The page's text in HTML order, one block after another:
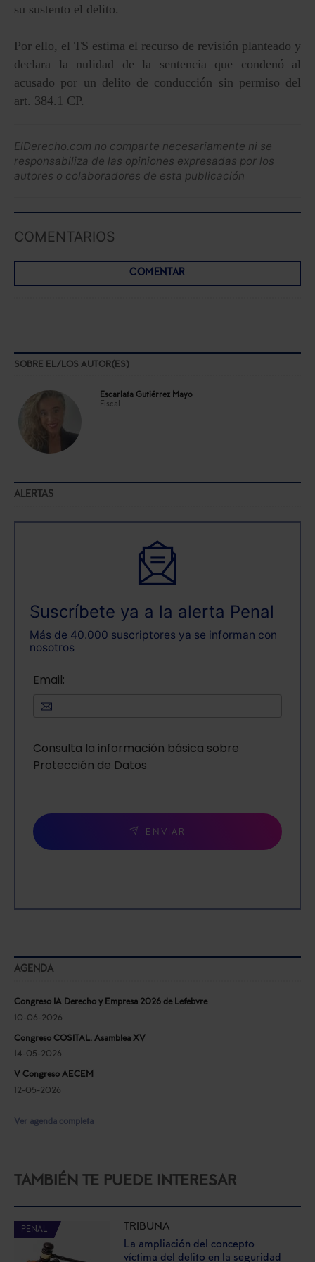
su sustento el delito.
Por ello, el TS estima el recurso de revisión planteado y
declara la nulidad de la sentencia que condenó al
acusado por un delito de conducción sin permiso del
art. 384.1 CP.
ElDerecho.com no comparte necesariamente ni se
responsabiliza de las opiniones expresadas por los
autores o colaboradores de esta publicación
COMENTARIOS
COMENTAR
SOBRE EL/LOS AUTOR(ES)
Escarlata Gutiérrez Mayo
Fiscal
ALERTAS
Suscríbete ya a la alerta Penal
Más de 40.000 suscriptores ya se informan con
nosotros
Email:
Consulta la información básica sobre
Protección de Datos
ENVIAR
AGENDA
Congreso IA Derecho y Empresa 2026 de Lefebvre
10-06-2026
Congreso COSITAL. Asamblea XV
14-05-2026
V Congreso AECEM
12-05-2026
Ver agenda completa
TAMBIÉN TE PUEDE INTERESAR
PENAL
TRIBUNA
La ampliación del concepto
víctima del delito en la seguridad